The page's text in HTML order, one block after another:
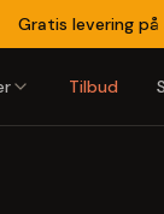
Gratis levering på
Tilbud